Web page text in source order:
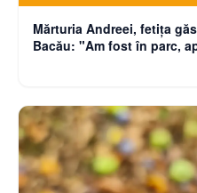
Mărturia Andreei, fetiţa
Bacău: "Am fost în parc,